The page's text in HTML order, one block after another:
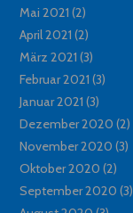
Mai 2021 (2)
April 2021 (2)
März 2021 (3)
Februar 2021 (3)
Januar 2021 (3)
Dezember 2020 (2)
November 2020 (3)
Oktober 2020 (2)
September 2020 (3)